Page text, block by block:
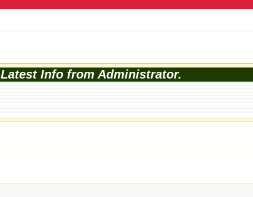
Latest Info from Administrator.